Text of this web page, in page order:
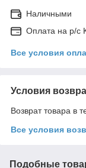
Наличными
Оплата на р/с
Все условия
Условия
Возврат товара в
Все условия
Подобные